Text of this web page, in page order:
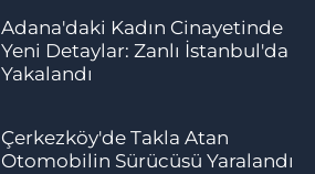
Adana'daki Kadın Cinayetinde
Yeni Detaylar: Zanlı İstanbul'da
Yakalandı
Çerkezköy'de Takla Atan
Otomobilin Sürücüsü Yaralandı